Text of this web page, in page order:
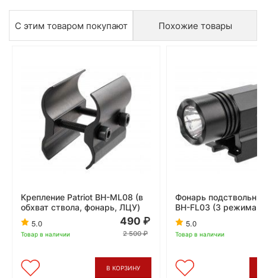
С этим товаром покупают Похожие товары
Крепление Patriot BH-ML08 (в
обхват ствола, фонарь, ЛЦУ)
5.0
Товар в наличии
490
2 500
В КОРЗИНУ
Фонарь
BH-FL03 (3 режима,
5.0
Товар в наличии